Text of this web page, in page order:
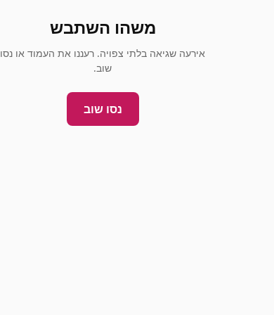
משהו השתבש
אירעה שגיאה בלתי צפויה. רעננו את העמוד או נסו
שוב.
נסו שוב